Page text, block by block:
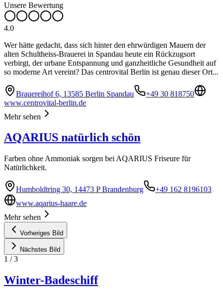
Unsere Bewertung
4.0
Wer hätte gedacht, dass sich hinter den ehrwürdigen Mauern der
alten Schultheiss-Brauerei in Spandau heute ein Rückzugsort
verbirgt, der urbane Entspannung und ganzheitliche Gesundheit auf
so moderne Art vereint? Das centrovital Berlin ist genau dieser Ort...
Brauereihof 6, 13585 Berlin Spandau
+49 30 818750
www.centrovital-berlin.de
Mehr sehen
AQARIUS natürlich schön
Farben ohne Ammoniak sorgen bei AQARIUS Friseure für
Natürlichkeit.
Humboldtring 30, 14473 P Brandenburg
+49 162 8196103
www.aqarius-haare.de
Mehr sehen
Vorheriges Bild
Nächstes Bild
1 /3
Winter-Badeschiff